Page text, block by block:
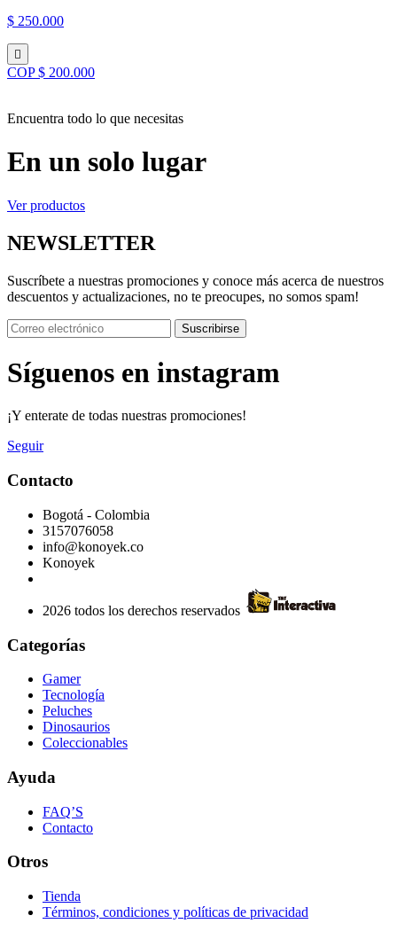
$ 250.000
COP $ 200.000
Encuentra todo lo que necesitas
En un solo lugar
Ver productos
NEWSLETTER
Suscríbete a nuestras promociones y conoce más acerca de nuestros
descuentos y actualizaciones, no te preocupes, no somos spam!
Suscribirse
Síguenos en instagram
¡Y enterate de todas nuestras promociones!
Seguir
Contacto
Bogotá - Colombia
3157076058
info@konoyek.co
Konoyek
2026 todos los derechos reservados
Categorías
Gamer
Tecnología
Peluches
Dinosaurios
Coleccionables
Ayuda
FAQ’S
Contacto
Otros
Tienda
Términos, condiciones y políticas de privacidad